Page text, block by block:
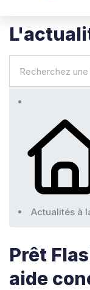
Actualités à
Prêt
aide